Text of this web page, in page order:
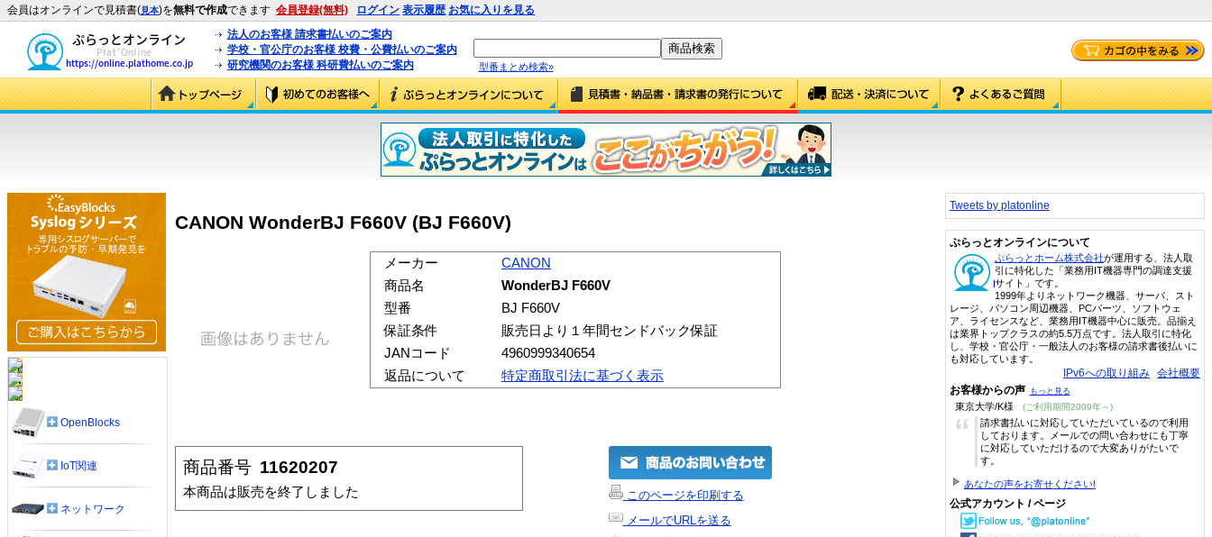
会員はオンラインで見積書(見本)を無料で作成できます 会員登録(無料) ログイン 表示履歴 お気に入りを見る
法人のお客様 請求書払いのご案内
学校・官公庁のお客様 校費・公費払いのご案内
研究機関のお客様 科研費払いのご案内
型番まとめ検索»
CANON WonderBJ F660V (BJ F660V)
メーカー
CANON
商品名
WonderBJ F660V
型番
BJ F660V
保証条件
販売日より１年間センドバック保証
JANコード
4960999340654
返品について
特定商取引法に基づく表示
商品番号 11620207
本商品は販売を終了しました
このページを印刷する
メールでURLを送る
OpenBlocks
IoT関連
ネットワーク
Tweets by platonline
ぷらっとオンラインについて
ぷらっとホーム株式会社が運用する、法人取
引に特化した「業務用IT機器専門の調達支援
サイト」です。
1999年よりネットワーク機器、サーバ、スト
レージ、パソコン周辺機器、PCパーツ、ソフトウェ
ア、ライセンスなど、業務用IT機器中心に販売。品揃え
は業界トップクラスの約5.5万点です。法人取引に特化
し、学校・官公庁・一般法人のお客様の請求書後払いに
も対応しています。
IPv6への取り組み 会社概要
お客様からの声 もっと見る
東京大学/K様 (ご利用期間2009年～)
“
請求書払いに対応していただいているので利用
しております。メールでの問い合わせにも丁寧
に対応していただけるので大変ありがたいで
す。
あなたの声をお寄せください!
公式アカウント / ページ